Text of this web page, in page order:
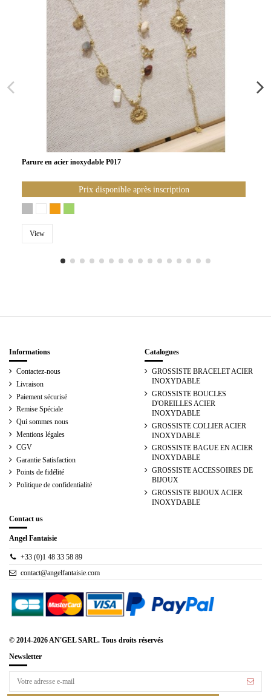
Parure en acier inoxydable P017
Prix disponible après inscription
View
Informations
Contactez-nous
Livraison
Paiement sécurisé
Remise Spéciale
Qui sommes nous
Mentions légales
CGV
Garantie Satisfaction
Points de fidélité
Politique de confidentialité
Catalogues
GROSSISTE BRACELET ACIER
INOXYDABLE
GROSSISTE BOUCLES
D'OREILLES ACIER
INOXYDABLE
GROSSISTE COLLIER ACIER
INOXYDABLE
GROSSISTE BAGUE EN ACIER
INOXYDABLE
GROSSISTE ACCESSOIRES DE
BIJOUX
GROSSISTE BIJOUX ACIER
INOXYDABLE
Contact us
Angel Fantaisie
+33 (0)1 48 33 58 89
contact@angelfantaisie.com
© 2014-2026 AN'GEL SARL. Tous droits réservés
Newsletter